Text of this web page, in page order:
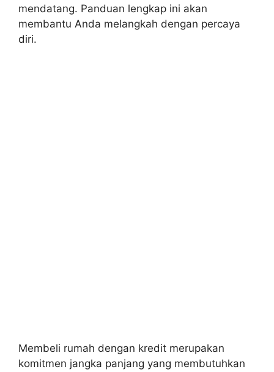
mendatang. Panduan lengkap ini akan
membantu Anda melangkah dengan percaya
diri.
Membeli rumah dengan kredit merupakan
komitmen jangka panjang yang membutuhkan